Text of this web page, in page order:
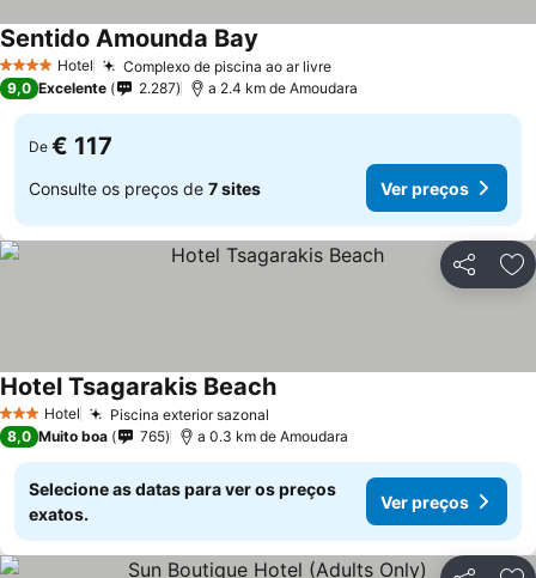
4 EstrelasHotel Complexo de piscina ao ar livre
Sentido Amounda Bay
9,0 Excelente 2.287 a 2.4 km de Amoudara
De € 117
Consulte os preços de 7 sites Ver preços
Partilhar
3 EstrelasHotel Piscina exterior sazonal
Hotel Tsagarakis Beach
8,0 Muito boa 765 a 0.3 km de Amoudara
Selecione as datas para ver os preços
exatos.
Ver preços